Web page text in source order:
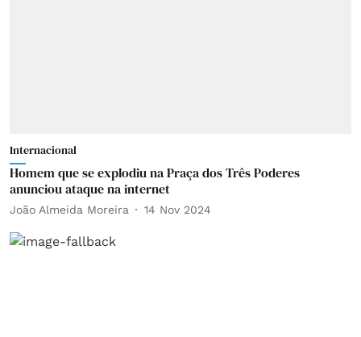
Internacional
Homem que se explodiu na Praça dos Três Poderes
anunciou ataque na internet
João Almeida Moreira 14 Nov 2024